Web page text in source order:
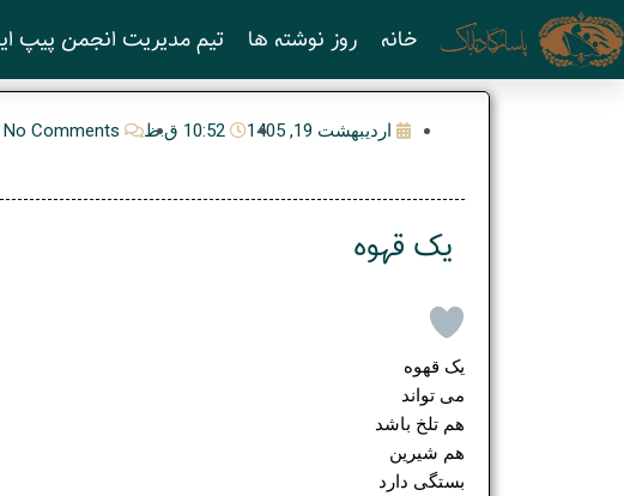
پرش
به
محتوا
خانه روز نوشته ها تیم مدیریت انجمن پیپ
اردیبهشت 19, 1405 10:52 ق.ظ No Comments
یک قهوه
یک قهوه
می تواند
هم تلخ باشد
هم شیرین
بستگی دارد